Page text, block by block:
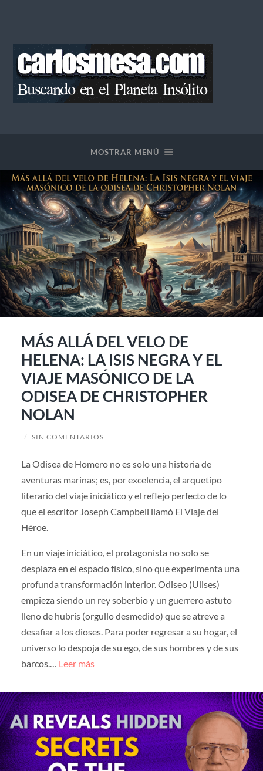
MOSTRAR MENÚ
MÁS ALLÁ DEL VELO DE
HELENA: LA ISIS NEGRA Y EL
VIAJE MASÓNICO DE LA
ODISEA DE CHRISTOPHER
NOLAN
/ SIN COMENTARIOS
La Odisea de Homero no es solo una historia de
aventuras marinas; es, por excelencia, el arquetipo
literario del viaje iniciático y el reflejo perfecto de lo
que el escritor Joseph Campbell llamó El Viaje del
Héroe.
En un viaje iniciático, el protagonista no solo se
desplaza en el espacio físico, sino que experimenta una
profunda transformación interior. Odiseo (Ulises)
empieza siendo un rey soberbio y un guerrero astuto
lleno de hubris (orgullo desmedido) que se atreve a
desafiar a los dioses. Para poder regresar a su hogar, el
universo lo despoja de su ego, de sus hombres y de sus
barcos.… Leer más